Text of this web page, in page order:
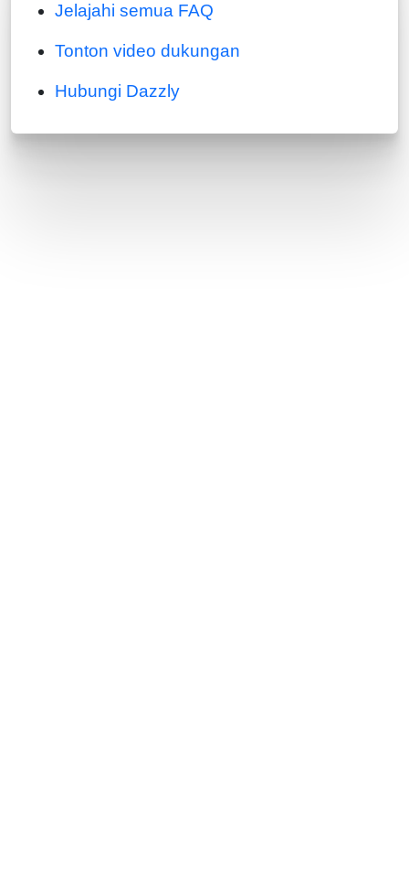
Jelajahi semua FAQ
Tonton video dukungan
Hubungi Dazzly